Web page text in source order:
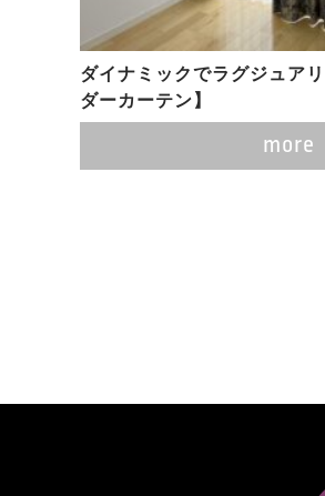
ダイナミックでラグジュア
ダーカーテン】
more